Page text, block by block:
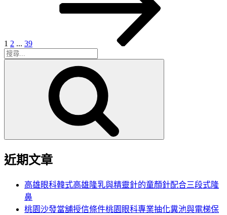
1 2 ... 39
搜
近期文章
高雄眼科韓式高雄隆乳與精靈針的童顏針配合三段式隆
鼻
桃園沙發當舖授信條件桃園眼科專業抽化糞池與電梯保